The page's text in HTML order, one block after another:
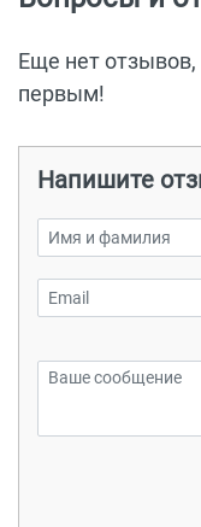
Еще нет
первым!
Напишите